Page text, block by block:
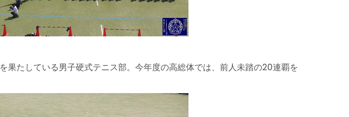
を果たしている男子硬式テニス部。今年度の高総体では、前人未踏の20連覇を